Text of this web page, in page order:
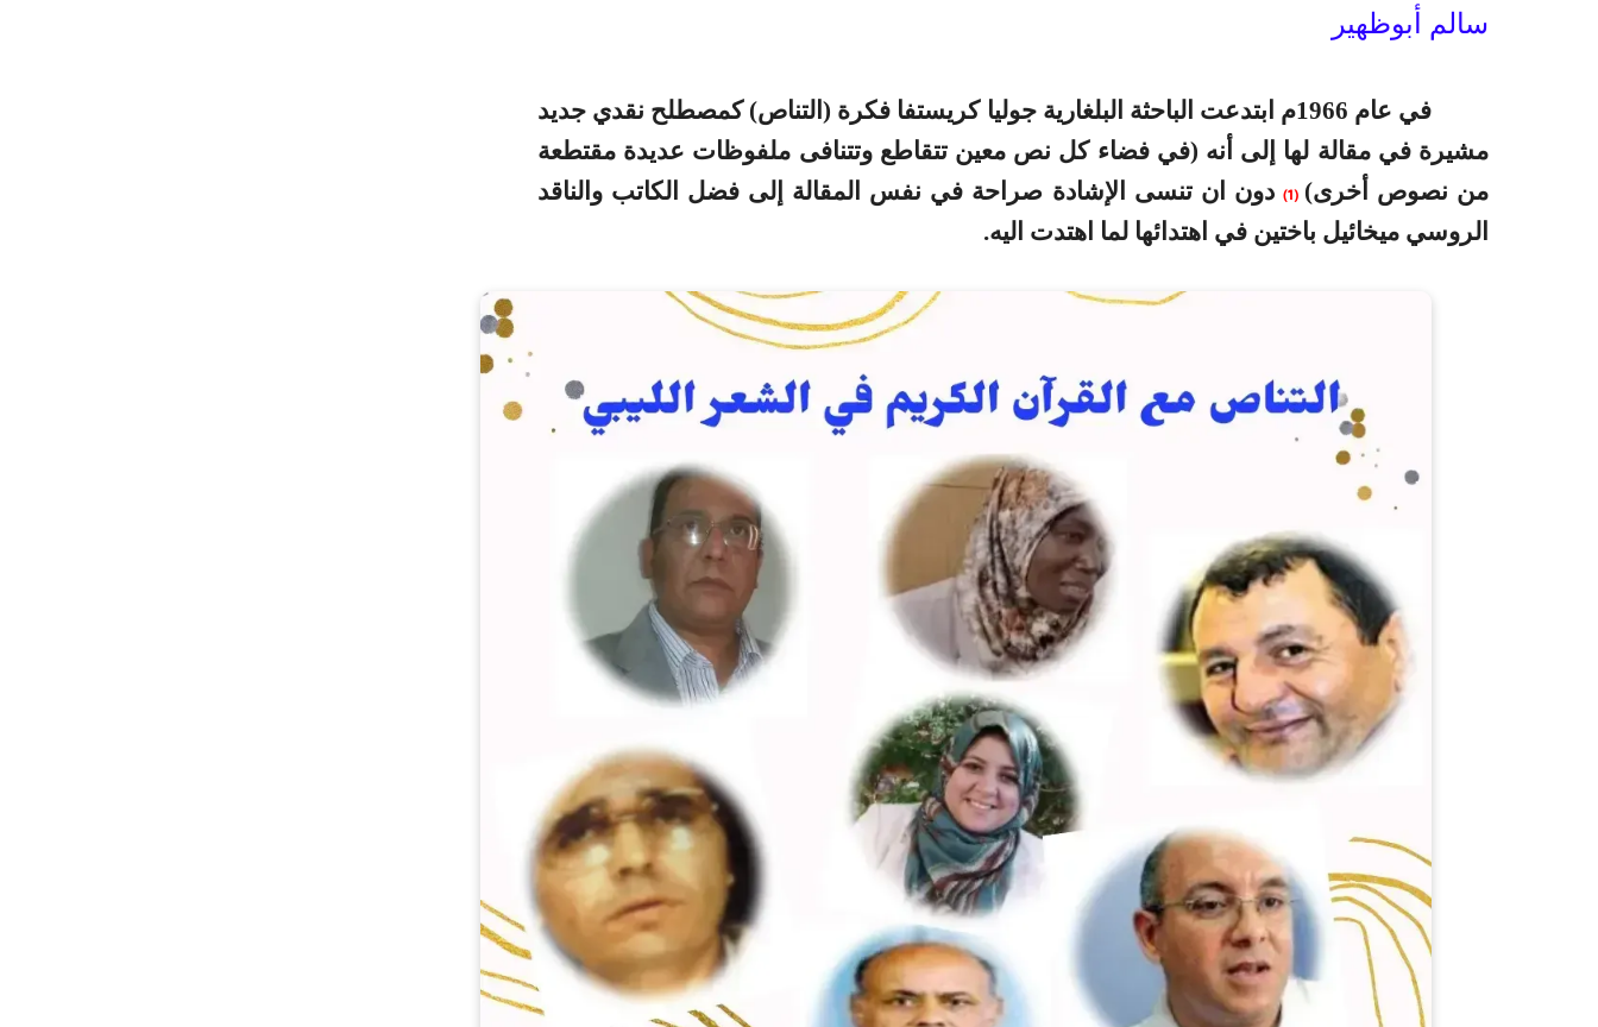
سالم أبوظهير
في عام 1966م ابتدعت الباحثة البلغارية جوليا كريستفا فكرة (التناص) كمصطلح نقدي جديد
مشيرة في مقالة لها إلى أنه (في فضاء كل نص معين تتقاطع وتتنافى ملفوظات عديدة مقتطعة
من نصوص أخرى) (1)
دون ان تنسى الإشادة صراحة في نفس المقالة إلى فضل الكاتب والناقد
الروسي ميخائيل باختين في اهتدائها لما اهتدت اليه.